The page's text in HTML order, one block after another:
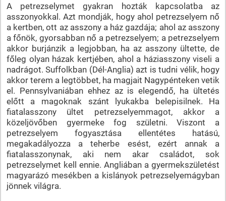
A petrezselymet gyakran hozták kapcsolatba az
asszonyokkal. Azt mondják, hogy ahol petrezselyem nő
a kertben, ott az asszony a ház gazdája; ahol az asszony
a főnök, gyorsabban nő a petrezselyem; a petrezselyem
akkor burjánzik a legjobban, ha az asszony ültette, de
főleg olyan házak kertjében, ahol a háziasszony viseli a
nadrágot. Suffolkban (Dél-Anglia) azt is tudni vélik, hogy
akkor terem a legtöbbet, ha magjait Nagypénteken vetik
el. Pennsylvaniában ehhez az is elegendő, ha ültetés
előtt a magoknak szánt lyukakba belepisilnek. Ha
fiatalasszony ültet petrezselyemmagot, akkor a
közeljövőben gyermeke fog születni. Viszont a
petrezselyem fogyasztása ellentétes hatású,
megakadályozza a teherbe esést, ezért annak a
fiatalasszonynak, aki nem akar családot, sok
petrezselymet kell ennie. Angliában a gyermekszületést
magyarázó mesékben a kislányok petrezselyemágyban
jönnek világra.